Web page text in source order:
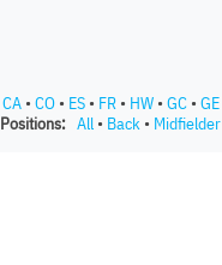
CA • CO • ES • FR • HW • GC • GE
Positions: All • Back • Midfielder